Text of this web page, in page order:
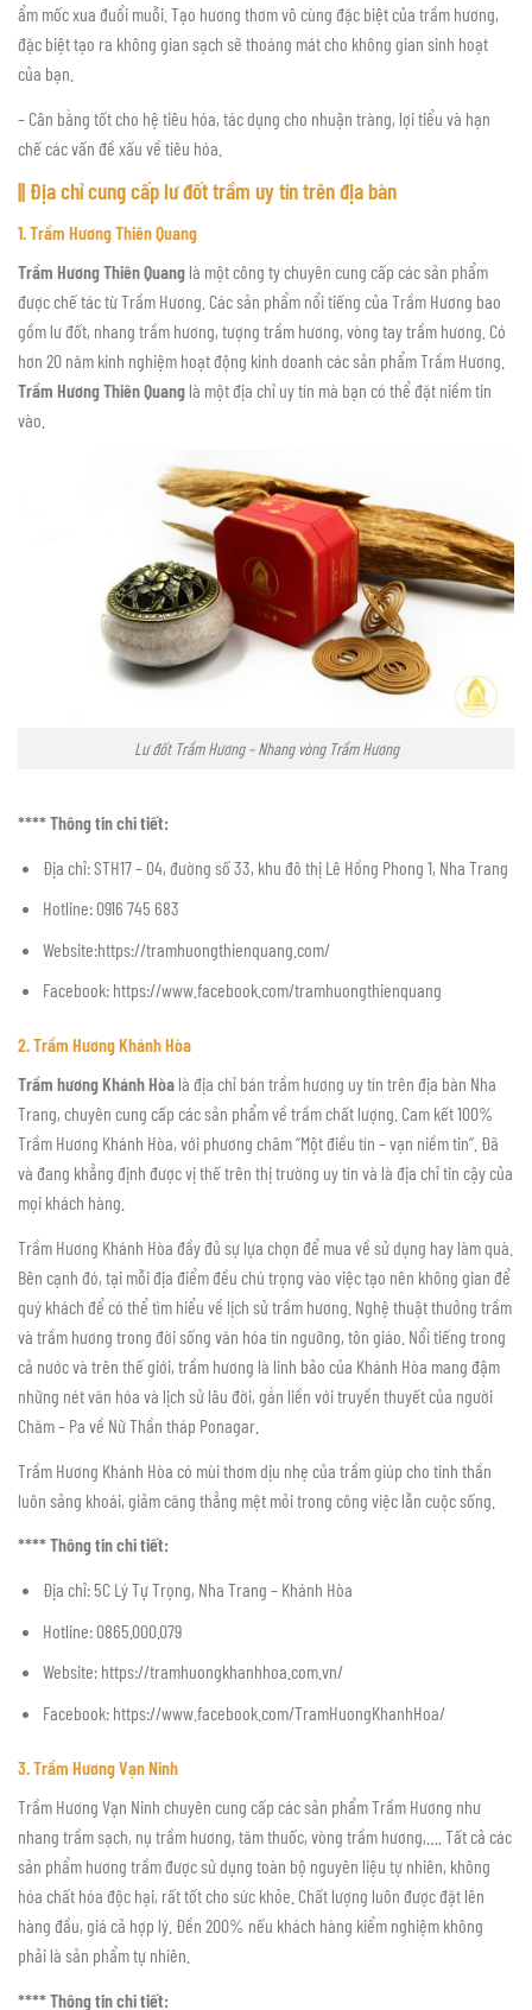
ẩm mốc xua đuổi muỗi. Tạo hương thơm vô cùng đặc biệt của trầm hương,
đặc biệt tạo ra không gian sạch sẽ thoáng mát cho không gian sinh hoạt
của bạn.
– Cân bằng tốt cho hệ tiêu hóa, tác dụng cho nhuận tràng, lợi tiểu và hạn
chế các vấn đề xấu về tiêu hóa.
|| Địa chỉ cung cấp lư đốt trầm uy tín trên địa bàn
1. Trầm Hương Thiên Quang
Trầm Hương Thiên Quang là một công ty chuyên cung cấp các sản phẩm
được chế tác từ Trầm Hương. Các sản phẩm nổi tiếng của Trầm Hương bao
gồm lư đốt, nhang trầm hương, tượng trầm hương, vòng tay trầm hương. Có
hơn 20 năm kinh nghiệm hoạt động kinh doanh các sản phẩm Trầm Hương.
Trầm Hương Thiên Quang là một địa chỉ uy tín mà bạn có thể đặt niềm tin
vào.
Lư đốt Trầm Hương – Nhang vòng Trầm Hương
**** Thông tin chi tiết:
Địa chỉ: STH17 – 04, đường số 33, khu đô thị Lê Hồng Phong 1, Nha Trang
Hotline: 0916 745 683
Website:https://tramhuongthienquang.com/
Facebook: https://www.facebook.com/tramhuongthienquang
2. Trầm Hương Khánh Hòa
Trầm hương Khánh Hòa là địa chỉ bán trầm hương uy tín trên địa bàn Nha
Trang, chuyên cung cấp các sản phẩm về trầm chất lượng. Cam kết 100%
Trầm Hương Khánh Hòa, với phương châm “Một điều tín – vạn niềm tin”. Đã
và đang khẳng định được vị thế trên thị trường uy tín và là địa chỉ tin cậy của
mọi khách hàng.
Trầm Hương Khánh Hòa đầy đủ sự lựa chọn để mua về sử dụng hay làm quà.
Bên cạnh đó, tại mỗi địa điểm đều chú trọng vào việc tạo nên không gian để
quý khách để có thể tìm hiểu về lịch sử trầm hương. Nghệ thuật thưởng trầm
và trầm hương trong đời sống văn hóa tín ngưỡng, tôn giáo. Nổi tiếng trong
cả nước và trên thế giới, trầm hương là linh bảo của Khánh Hòa mang đậm
những nét văn hóa và lịch sử lâu đời, gắn liền với truyền thuyết của người
Chăm – Pa về Nữ Thần tháp Ponagar.
Trầm Hương Khánh Hòa có mùi thơm dịu nhẹ của trầm giúp cho tinh thần
luôn sảng khoái, giảm căng thẳng mệt mỏi trong công việc lẫn cuộc sống.
**** Thông tin chi tiết:
Địa chỉ: 5C Lý Tự Trọng, Nha Trang – Khánh Hòa
Hotline: 0865.000.079
Website: https://tramhuongkhanhhoa.com.vn/
Facebook: https://www.facebook.com/TramHuongKhanhHoa/
3. Trầm Hương Vạn Ninh
Trầm Hương Vạn Ninh chuyên cung cấp các sản phẩm Trầm Hương như
nhang trầm sạch, nụ trầm hương, tăm thuốc, vòng trầm hương,…. Tất cả các
sản phẩm hương trầm được sử dụng toàn bộ nguyên liệu tự nhiên, không
hóa chất hóa độc hại, rất tốt cho sức khỏe. Chất lượng luôn được đặt lên
hàng đầu, giá cả hợp lý. Đền 200% nếu khách hàng kiểm nghiệm không
phải là sản phẩm tự nhiên.
**** Thông tin chi tiết: